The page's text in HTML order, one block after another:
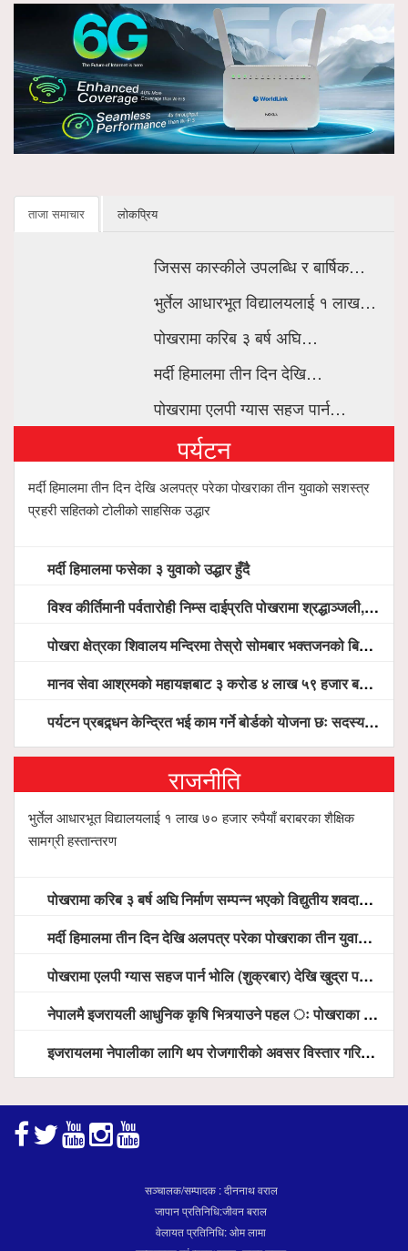
ताजा समाचार लोकप्रिय
जिसस कास्कीले उपलब्धि र बार्षिक…
भुर्तेल आधारभूत विद्यालयलाई १ लाख…
पोखरामा करिब ३ बर्ष अघि…
मर्दी हिमालमा तीन दिन देखि…
पोखरामा एलपी ग्यास सहज पार्न…
पर्यटन
मर्दी हिमालमा तीन दिन देखि अलपत्र परेका पोखराका तीन युवाको सशस्त्र
प्रहरी सहितको टोलीको साहसिक उद्धार
मर्दी हिमालमा फसेका ३ युवाको उद्धार हुँदै
विश्व कीर्तिमानी पर्वतारोही निम्स दाईप्रति पोखरामा श्रद्धाञ्जली, दीप प्रज्वलन गर्दै योगदानको प्रशंसा (भिडियो सहित)
पोखरा क्षेत्रका शिवालय मन्दिरमा तेस्रो सोमबार भक्तजनको बिहानैदेखि घुइँचो
मानव सेवा आश्रमको महायज्ञबाट ३ करोड ४ लाख ५९ हजार बचत, १ करोड ४४ लाख उठ्न बाँकी, विना संचार माध्यम तर प्रचार प्रसारमै भयो १९ लाख खर्च !
पर्यटन प्रबद्र्धन केन्द्रित भई काम गर्ने बोर्डको योजना छः सदस्य पोखरेल, चलिय पोखरालाई थप प्रभावकारी बनाउन होटल संघको माग
राजनीति
भुर्तेल आधारभूत विद्यालयलाई १ लाख ७० हजार रुपैयाँ बराबरका शैक्षिक
सामग्री हस्तान्तरण
पोखरामा करिब ३ बर्ष अघि निर्माण सम्पन्न भएको विद्युतीय शवदाह गृह अझै संचालनमा आउन सकेन, तत्काल संचालन गर्न स्थानियको माग
मर्दी हिमालमा तीन दिन देखि अलपत्र परेका पोखराका तीन युवाको सशस्त्र प्रहरी सहितको टोलीको साहसिक उद्धार
पोखरामा एलपी ग्यास सहज पार्न भोलि (शुक्रबार) देखि खुद्रा पसलबाटै बिक्रि वितरण हुने, स्टोर नगर्न आग्रह
नेपालमै इजरायली आधुनिक कृषि भित्र्याउने पहल ः पोखराका मेयर धनराज आचार्य र इजरायली राजदूतबीच सहकार्य विस्तारको संकेत
इजरायलमा नेपालीका लागि थप रोजगारीको अवसर विस्तार गरिने ः राजदूत बास
सञ्चालक/सम्पादक : दीननाथ वराल
जापान प्रतिनिधि:जीवन बराल
वेलायत प्रतिनिधि: ओम लामा